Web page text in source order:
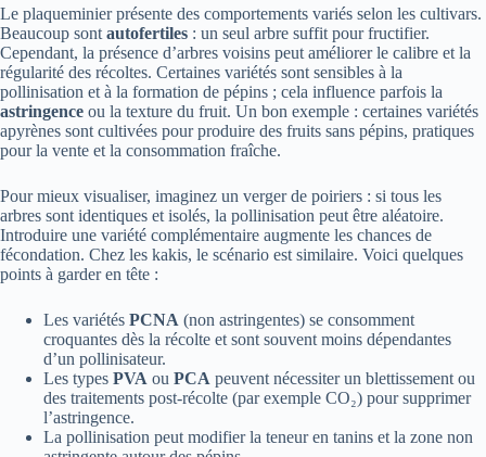
Le plaqueminier présente des comportements variés selon les cultivars.
Beaucoup sont autofertiles : un seul arbre suffit pour fructifier.
Cependant, la présence d’arbres voisins peut améliorer le calibre et la
régularité des récoltes. Certaines variétés sont sensibles à la
pollinisation et à la formation de pépins ; cela influence parfois la
astringence ou la texture du fruit. Un bon exemple : certaines variétés
apyrènes sont cultivées pour produire des fruits sans pépins, pratiques
pour la vente et la consommation fraîche.
Pour mieux visualiser, imaginez un verger de poiriers : si tous les
arbres sont identiques et isolés, la pollinisation peut être aléatoire.
Introduire une variété complémentaire augmente les chances de
fécondation. Chez les kakis, le scénario est similaire. Voici quelques
points à garder en tête :
Les variétés PCNA (non astringentes) se consomment
croquantes dès la récolte et sont souvent moins dépendantes
d’un pollinisateur.
Les types PVA ou PCA peuvent nécessiter un blettissement ou
des traitements post-récolte (par exemple CO₂) pour supprimer
l’astringence.
La pollinisation peut modifier la teneur en tanins et la zone non